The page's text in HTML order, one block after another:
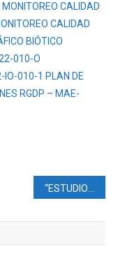
CALIDAD
CALIDAD
BIÓTICO
010-O
IO-010-1 PLAN DE
RGDP – MAE-